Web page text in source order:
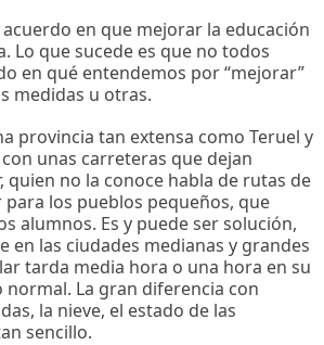
en que mejorar la educación
Lo que sucede es que no todos
en qué entendemos por “mejorar”
medidas u otras.
provincia tan extensa como Teruel y
unas carreteras que dejan
quien no la conoce habla de rutas de
los pueblos pequeños, que
alumnos. Es y puede ser solución,
en las ciudades medianas y grandes
tarda media hora o una hora en su
normal. La gran diferencia con
la nieve, el estado de las
sencillo.